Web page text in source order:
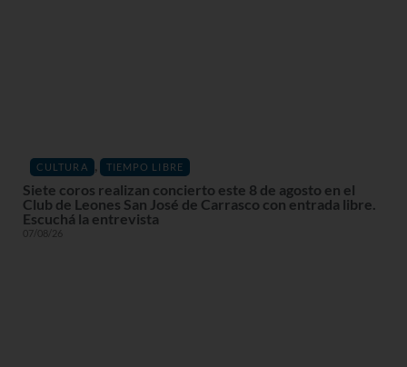
CULTURA , TIEMPO LIBRE
Siete coros realizan concierto este 8 de agosto en el
Club de Leones San José de Carrasco con entrada libre.
Escuchá la entrevista
07/08/26